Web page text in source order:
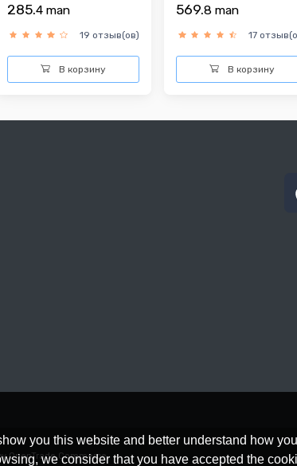
285.4 man
19 отзыв(ов)
В корзину
569.8 man
17
В корзину
you this website and better understand how
we consider that you have accepted the
OpenTrade Commerce